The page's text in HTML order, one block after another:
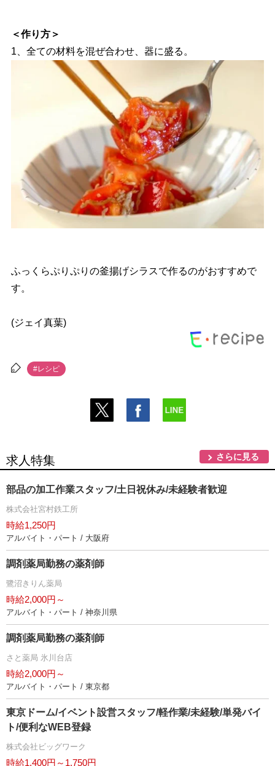
＜作り方＞
1、全ての材料を混ぜ合わせ、器に盛る。
ふっくらぷりぷりの釜揚げシラスで作るのがおすすめで
す。
(ジェイ真葉)
#レシピ
求人特集 さらに見る
部品の加工作業スタッフ/土日祝休み/未経験者歓迎
株式会社宮村鉄工所
時給1,250円
アルバイト・パート / 大阪府
調剤薬局勤務の薬剤師
鷺沼きりん薬局
時給2,000円～
アルバイト・パート / 神奈川県
調剤薬局勤務の薬剤師
さと薬局 氷川台店
時給2,000円～
アルバイト・パート / 東京都
東京ドーム/イベント設営スタッフ/軽作業/未経験/単発バイ
ト/便利なWEB登録
株式会社ビッグワーク
時給1,400円～1,750円